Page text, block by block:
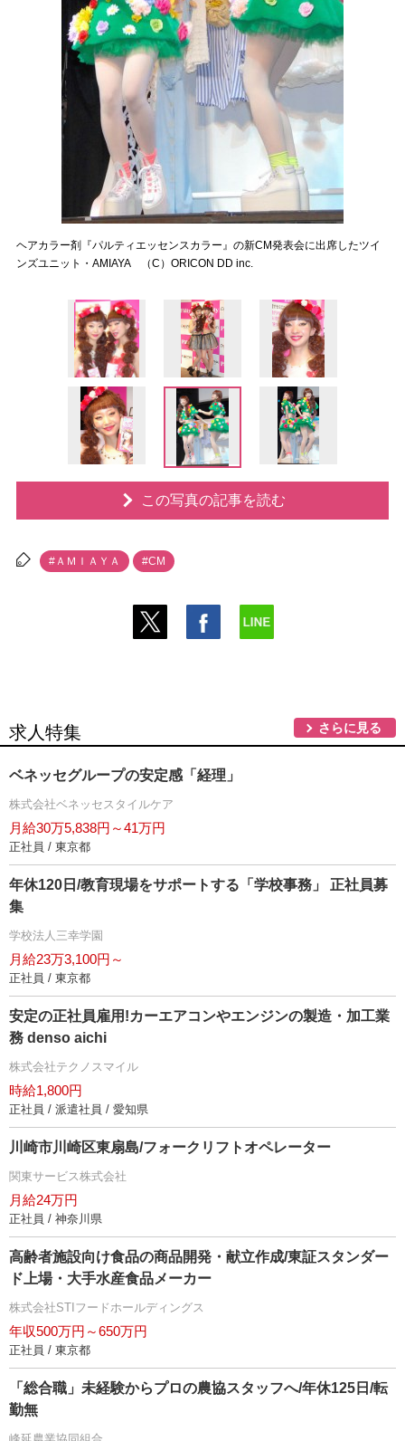
ヘアカラー剤『パルティエッセンスカラー』の新CM発表会に出席したツイ
ンズユニット・AMIAYA （C）ORICON DD inc.
この写真の記事を読む
#ＡＭＩＡＹＡ #CM
求人特集 さらに見る
ベネッセグループの安定感「経理」
株式会社ベネッセスタイルケア
月給30万5,838円～41万円
正社員 / 東京都
年休120日/教育現場をサポートする「学校事務」 正社員募
集
学校法人三幸学園
月給23万3,100円～
正社員 / 東京都
安定の正社員雇用!カーエアコンやエンジンの製造・加工業
務 denso aichi
株式会社テクノスマイル
時給1,800円
正社員 / 派遣社員 / 愛知県
川崎市川崎区東扇島/フォークリフトオペレーター
関東サービス株式会社
月給24万円
正社員 / 神奈川県
高齢者施設向け食品の商品開発・献立作成/東証スタンダー
ド上場・大手水産食品メーカー
株式会社STIフードホールディングス
年収500万円～650万円
正社員 / 東京都
「総合職」未経験からプロの農協スタッフへ/年休125日/転
勤無